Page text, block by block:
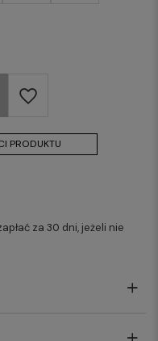
PRODUKTU
za 30 dni, jeżeli nie